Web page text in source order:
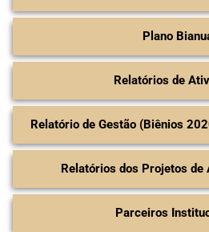
Plano
Relatórios de
Relatório de Gestão (Biênios
Relatórios dos Projetos de
Parceiros